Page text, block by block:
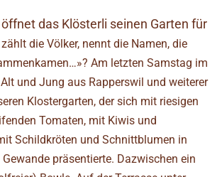
das Klösterli seinen Garten für
zählt die Völker, nennt die Namen, die
Am letzten Samstag im
und Jung aus Rapperswil und weiterer
Klostergarten, der sich mit riesigen
Tomaten, mit Kiwis und
Schildkröten und Schnittblumen in
präsentierte. Dazwischen ein